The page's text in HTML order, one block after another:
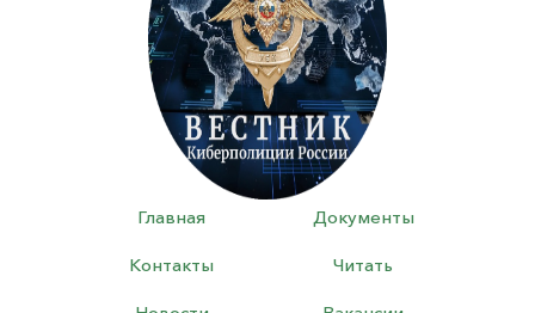
Главная Документы
Контакты Читать